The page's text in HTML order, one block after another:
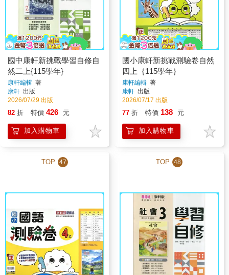
國中康軒新挑戰學習自修自
然二上{115學年}
康軒編輯 著
康軒 出版
2026/07/29 出版
82 折 特價 426 元
加入購物車
國小康軒新挑戰測驗卷自然
四上｛115學年｝
康軒編輯 著
康軒 出版
2026/07/17 出版
77 折 特價 138 元
加入購物車
TOP 47 TOP 48